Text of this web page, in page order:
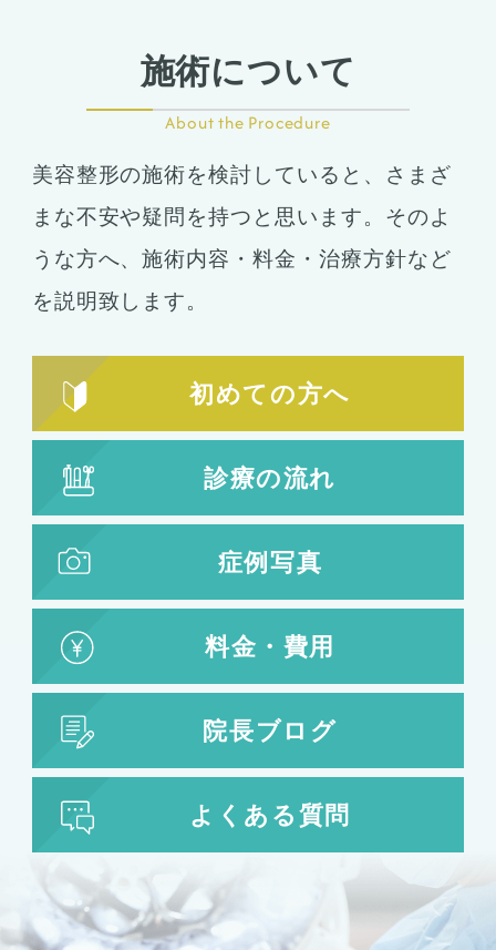
施術について
About the Procedure
美容整形の施術を検討していると、さまざ
まな不安や疑問を持つと思います。そのよ
うな方へ、施術内容・料金・治療方針など
を説明致します。
初めての方へ
診療の流れ
症例写真
料金・費用
院長ブログ
よくある質問